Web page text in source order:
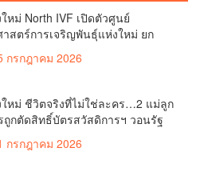
ใหม่ North IVF เปิดตัวศูนย์
าสตร์การเจริญพันธุ์แห่งใหม่ ยก
ากของภูมิภาค(คลิป)
กรกฎาคม 2026
ใหม่ ชีวิตจริงที่ไม่ใช่ละคร…2 แม่ลูก
ถูกตัดสิทธิ์บัตรสวัสดิการฯ วอนรัฐ
นเกณฑ์ช่วยคนจน(คลิป)
กรกฎาคม 2026